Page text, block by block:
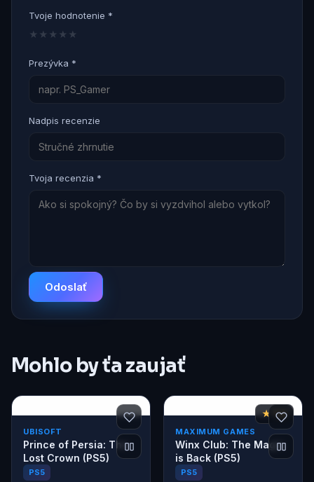
Tvoje hodnotenie *
★
★
★
★
★
Prezývka *
Nadpis recenzie
Tvoja recenzia *
Odoslať
Mohlo by ťa zaujať
UBISOFT
Prince of Persia: The
Lost Crown (PS5)
PS5
★ 7,2
MAXIMUM GAMES
Winx Club: The Magic
is Back (PS5)
PS5